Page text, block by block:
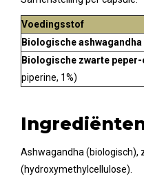
Voedingsstof
Biologische ashwagandha
Biologische zwarte
piperine, 1%)
Ashwagandha (biologisch),
(hydroxymethylcellulose).